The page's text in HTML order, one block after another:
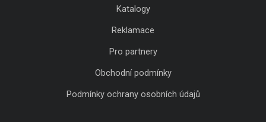
Katalogy
Reklamace
Pro partnery
Obchodní podmínky
Podmínky ochrany osobních údajů